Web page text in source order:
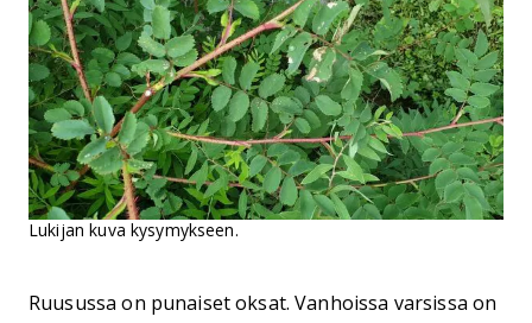
Lukijan kuva kysymykseen.
Ruusussa on punaiset oksat. Vanhoissa varsissa on